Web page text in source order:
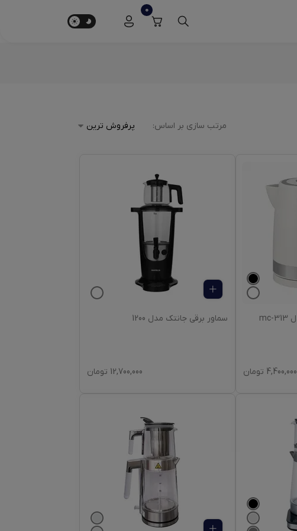
0
مرتب سازی بر اساس:
کتری برقی مک استایلر مدل mc-313
4,400,000 تومان
سماور برقی جانتک مدل 1200
12,700,000 تومان